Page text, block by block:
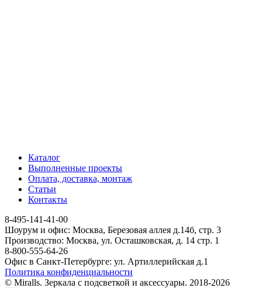
Каталог
Выполненные проекты
Оплата, доставка, монтаж
Статьи
Контакты
8-495-141-41-00
Шоурум и офис: Москва, Березовая аллея д.14б, стр. 3
Производство: Москва, ул. Осташковская, д. 14 стр. 1
8-800-555-64-26
Офис в Санкт-Петербурге: ул. Артиллерийская д.1
Политика конфиденциальности
© Miralls. Зеркала с подсветкой и аксессуары. 2018-2026